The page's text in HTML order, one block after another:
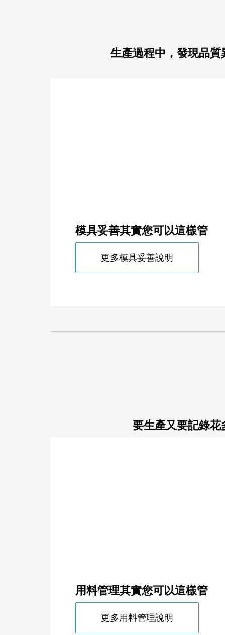
生產過程中，發現品
模具妥善其實您可以這樣管
更多模具妥善說明
要生產又要記錄
用料管理其實您可以這樣管
更多用料管理說明